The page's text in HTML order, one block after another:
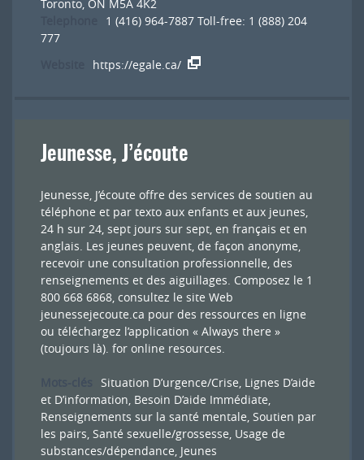
Toronto, ON M5A 4K2
1 (416) 964-7887 Toll-free: 1 (888) 204
777
https://egale.ca/
Jeunesse, J’écoute
Jeunesse, J’écoute offre des services de soutien au
téléphone et par texto aux enfants et aux jeunes,
24 h sur 24, sept jours sur sept, en français et en
anglais. Les jeunes peuvent, de façon anonyme,
recevoir une consultation professionnelle, des
renseignements et des aiguillages. Composez le 1
800 668 6868, consultez le site Web
jeunessejecoute.ca pour des ressources en ligne
ou téléchargez l’application « Always there »
(toujours là). for online resources.
Situation D’urgence/Crise, Lignes D’aide
et D’information, Besoin D’aide Immédiate,
Renseignements sur la santé mentale, Soutien par
les pairs, Santé sexuelle/grossesse, Usage de
substances/dépendance, Jeunes